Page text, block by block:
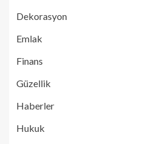
Dekorasyon
Emlak
Finans
Güzellik
Haberler
Hukuk